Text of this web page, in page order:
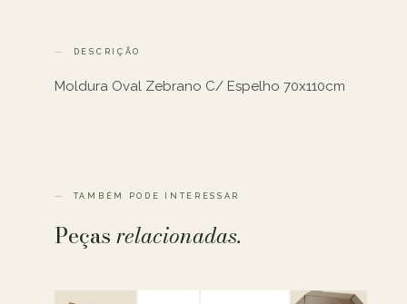
DESCRIÇÃO
Moldura Oval Zebrano C/ Espelho 70x110cm
TAMBÉM PODE INTERESSAR
Peçasrelacionadas.